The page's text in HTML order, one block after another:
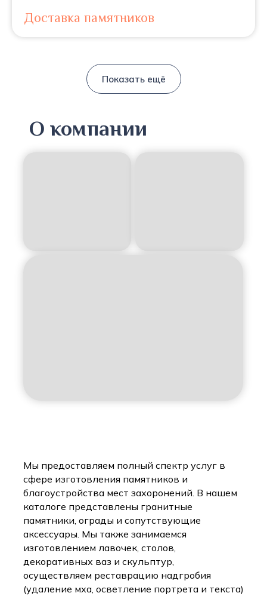
Доставка памятников
Показать ещё
Мы предоставляем полный спектр услуг в
сфере изготовления памятников и
благоустройства мест захоронений. В нашем
каталоге представлены гранитные
памятники, ограды и сопутствующие
аксессуары. Мы также занимаемся
изготовлением лавочек, столов,
декоративных ваз и скульптур,
осуществляем реставрацию надгробия
(удаление мха, осветление портрета и текста)
О компании